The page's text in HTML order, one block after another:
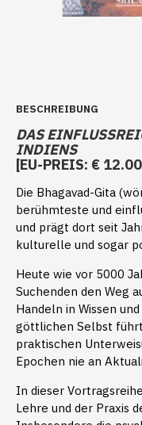
BESCHREIBUNG
DAS
INDIENS
[EU-PREIS: €
Die Bhagavad-Gita
berühmteste und
und prägt dort seit
kulturelle und sogar
Heute wie vor 5000
Suchenden den Weg
Handeln in Wissen
göttlichen Selbst
praktischen
Epochen nie an
In dieser
Lehre und der Praxis